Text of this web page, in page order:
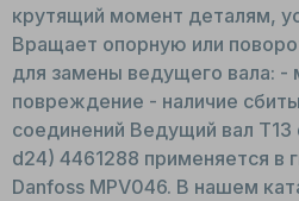
крутящий момент деталям,
Вращает опорную или
для замены ведущего вала: -
повреждение - наличие
соединений Ведущий вал T13
d24) 4461288 применяется в
Danfoss MPV046. В нашем